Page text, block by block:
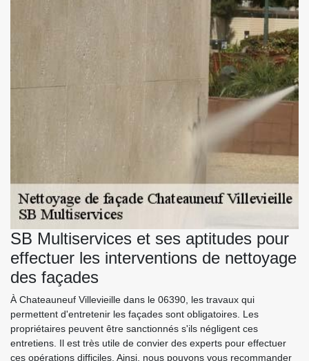
SB Multiservices et ses aptitudes pour
effectuer les interventions de nettoyage
des façades
À Chateauneuf Villevieille dans le 06390, les travaux qui
permettent d'entretenir les façades sont obligatoires. Les
propriétaires peuvent être sanctionnés s'ils négligent ces
entretiens. Il est très utile de convier des experts pour effectuer
ces opérations difficiles. Ainsi, nous pouvons vous recommander